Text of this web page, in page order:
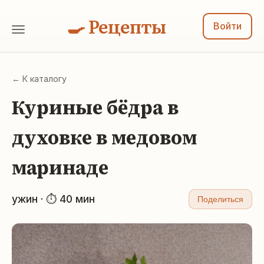
🍳 Рецепты Войти
← К каталогу
Куриные бёдра в
духовке в медовом
маринаде
ужин · ⏱ 40 мин Поделиться